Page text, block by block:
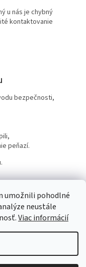
umožnili pohodlné
neustále
Viac informácií
u nás je chybný
kontaktovanie
bezpečnosti,
peňazí.